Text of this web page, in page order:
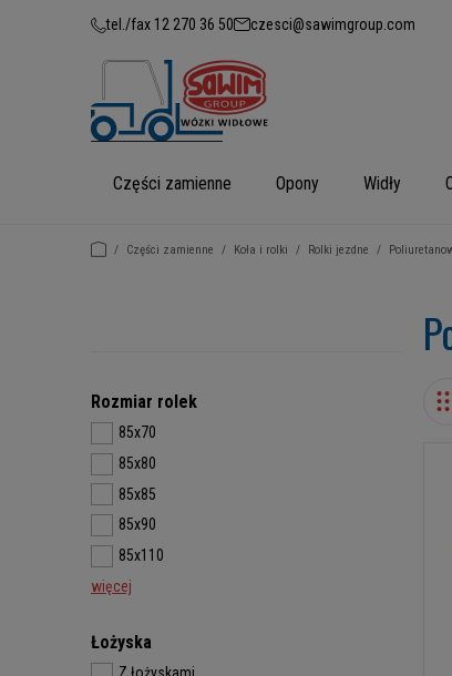
tel./fax 12 270 36 50 czesci@sawimgroup.com
Części zamienne Opony Widły
/ Części zamienne / Koła i rolki / Rolki jezdne /
Rozmiar rolek
85x70
85x80
85x85
85x90
85x110
więcej
Łożyska